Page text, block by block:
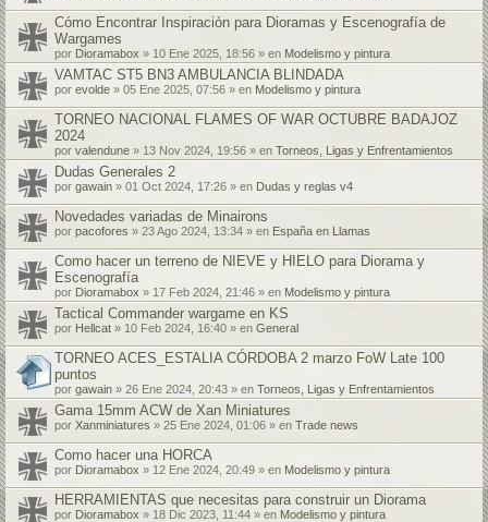
Cómo Encontrar Inspiración para Dioramas y Escenografía de
Wargames
por Dioramabox » 10 Ene 2025, 18:56 » en Modelismo y pintura
VAMTAC ST5 BN3 AMBULANCIA BLINDADA
por evolde » 05 Ene 2025, 07:56 » en Modelismo y pintura
TORNEO NACIONAL FLAMES OF WAR OCTUBRE BADAJOZ
2024
por valendune » 13 Nov 2024, 19:56 » en Torneos, Ligas y Enfrentamientos
Dudas Generales 2
por gawain » 01 Oct 2024, 17:26 » en Dudas y reglas v4
Novedades variadas de Minairons
por pacofores » 23 Ago 2024, 13:34 » en España en Llamas
Como hacer un terreno de NIEVE y HIELO para Diorama y
Escenografía
por Dioramabox » 17 Feb 2024, 21:46 » en Modelismo y pintura
Tactical Commander wargame en KS
por Hellcat » 10 Feb 2024, 16:40 » en General
TORNEO ACES_ESTALIA CÓRDOBA 2 marzo FoW Late 100
puntos
por gawain » 26 Ene 2024, 20:43 » en Torneos, Ligas y Enfrentamientos
Gama 15mm ACW de Xan Miniatures
por Xanminiatures » 25 Ene 2024, 01:06 » en Trade news
Como hacer una HORCA
por Dioramabox » 12 Ene 2024, 20:49 » en Modelismo y pintura
HERRAMIENTAS que necesitas para construir un Diorama
por Dioramabox » 18 Dic 2023, 11:44 » en Modelismo y pintura